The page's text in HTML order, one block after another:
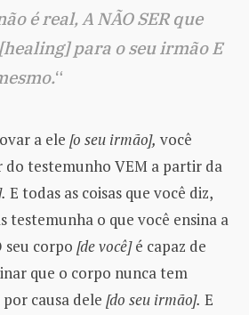
é real, A NÃO SER que
para o seu irmão E
“
a ele [o seu irmão], você
do testemunho VEM a partir da
E todas as coisas que você diz,
testemunha o que você ensina a
seu corpo [de você]é capaz de
que o corpo nunca tem
causa dele [do seu irmão]. E